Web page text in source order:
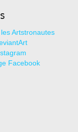
Artstronautes
Facebook